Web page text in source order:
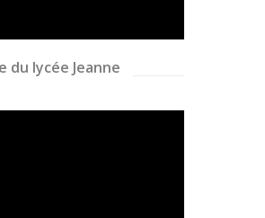
du lycée Jeanne